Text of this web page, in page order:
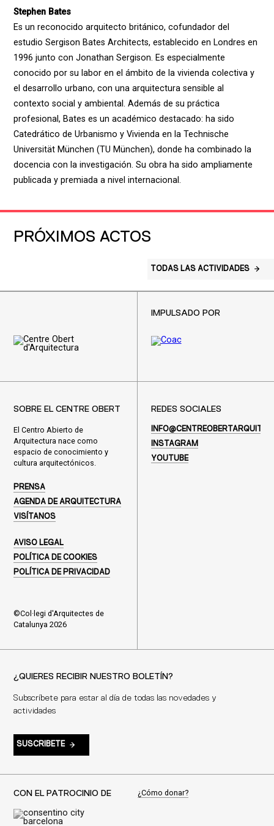
Stephen Bates
Es un reconocido arquitecto británico, cofundador del
estudio Sergison Bates Architects, establecido en Londres en
1996 junto con Jonathan Sergison. Es especialmente
conocido por su labor en el ámbito de la vivienda colectiva y
el desarrollo urbano, con una arquitectura sensible al
contexto social y ambiental. Además de su práctica
profesional, Bates es un académico destacado: ha sido
Catedrático de Urbanismo y Vivienda en la Technische
Universität München (TU München), donde ha combinado la
docencia con la investigación. Su obra ha sido ampliamente
publicada y premiada a nivel internacional.
PRÓXIMOS ACTOS
TODAS LAS ACTIVIDADES
IMPULSADO POR
SOBRE EL CENTRE OBERT
El Centro Abierto de
Arquitectura nace como
espacio de conocimiento y
cultura arquitectónicos.
PRENSA
AGENDA DE ARQUITECTURA
VISÍTANOS
AVISO LEGAL
POLÍTICA DE COOKIES
POLÍTICA DE PRIVACIDAD
©Col·legi d'Arquitectes de
Catalunya 2026
REDES SOCIALES
INSTAGRAM
YOUTUBE
¿QUIERES RECIBIR NUESTRO BOLETÍN?
Subscríbete para estar al día de todas las novedades y
actividades
SUSCRIBETE
CON EL PATROCINIO DE ¿Cómo donar?